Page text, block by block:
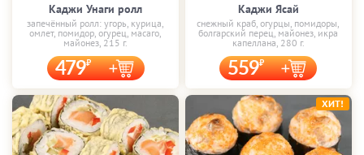
Каджи Унаги ролл
запечённый ролл: угорь, курица,
омлет, помидор, огурец, масаго,
майонез, 215 г.
479
Каджи Ясай
снежный краб, огурцы, помидоры,
болгарский перец, майонез, икра
капеллана, 280 г.
559
ХИТ!